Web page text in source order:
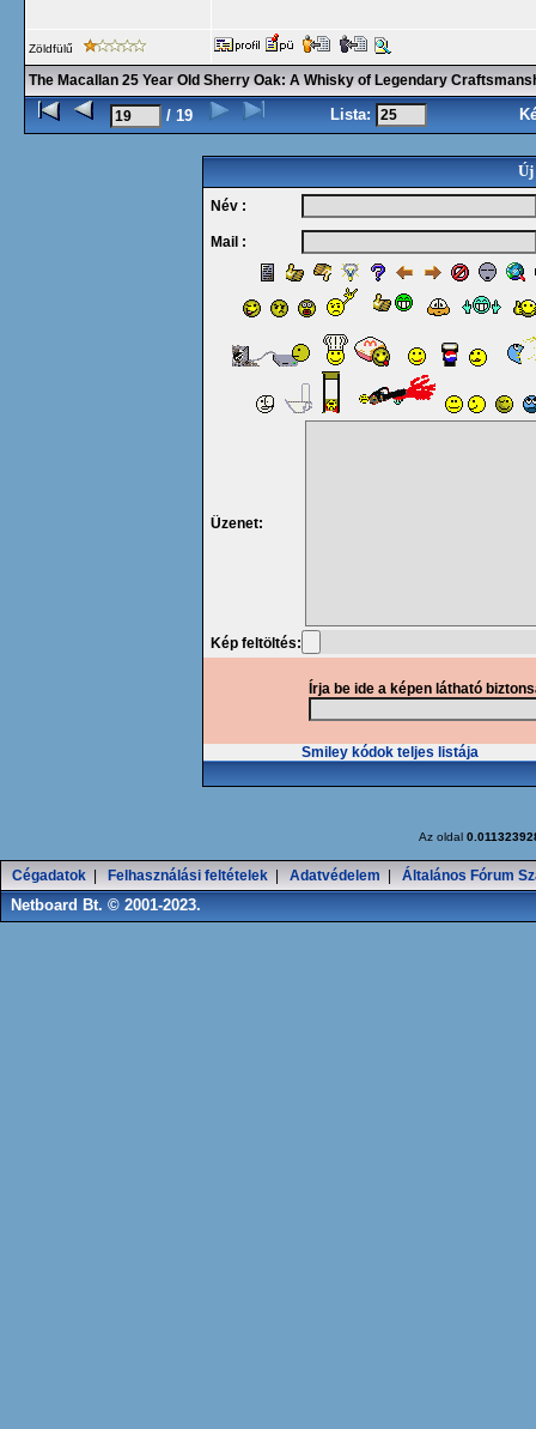
Zöldfülű
The Macallan 25 Year Old Sherry Oak: A Whisky of Legendary
/ 19 Lista:
Új
Név :
Mail :
Üzenet:
Kép feltöltés:
Írja be ide a képen látható
Smiley kódok teljes listája
Az oldal
Cégadatok Felhasználási feltételek Adatvédelem Általános Fórum
Netboard Bt. © 2001-2023.